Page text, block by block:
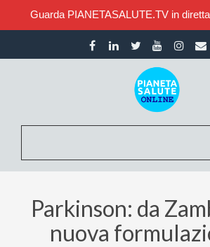
Guarda PIANETASALUTE.TV in diretta
Parkinson: da
nuova